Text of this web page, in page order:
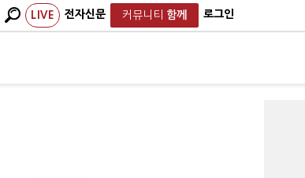
LIVE 전자신문 커뮤니티 함께 로그인